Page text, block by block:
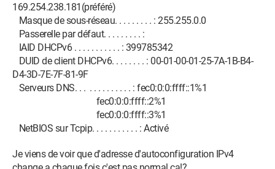
169.254.238.181(préféré)
Masque de sous-réseau. . . . . . . . . : 255.255.0.0
Passerelle par défaut. . . . . . . . . :
IAID DHCPv6 . . . . . . . . . . . : 399785342
DUID de client DHCPv6. . . . . . . . : 00-01-00-01-25-7A-1B-B4-
D4-3D-7E-7F-81-9F
Serveurs DNS. . . . . . . . . . . . . : fec0:0:0:ffff::1%1
fec0:0:0:ffff::2%1
fec0:0:0:ffff::3%1
NetBIOS sur Tcpip. . . . . . . . . . . : Activé
Je viens de voir que d'adresse d'autoconfiguration IPv4